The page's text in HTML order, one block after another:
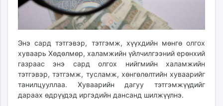
shuud.mn
zarig.mn
today.mn
zuv.mn
mminfo.mn
ugluu.mn
urlag.mn
Энэ сард тэтгэвэр, тэтгэмж, хүүхдийн мөнгө олгох
хуваарь Хөдөлмөр, халамжийн үйлчилгээний ерөнхий
газраас энэ сард олгох нийгмийн халамжийн
тэтгэвэр, тэтгэмж, тусламж, хөнгөлөлтийн хуваарийг
танилцууллаа. Хуваарийн дагуу тэтгэмжүүдийг
дараах өдрүүдэд иргэдийн дансанд шилжүүлнэ.